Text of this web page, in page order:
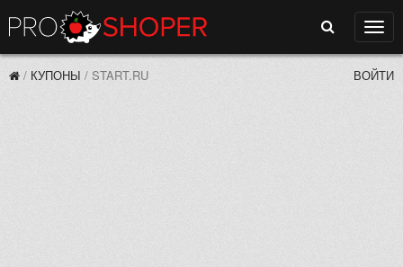
Поиск
/ КУПОНЫ / START.RU ВОЙТИ